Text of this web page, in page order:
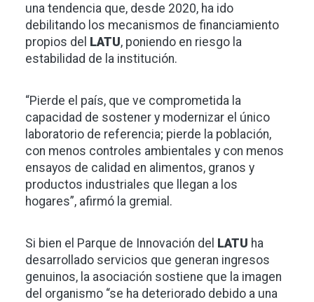
una tendencia que, desde 2020, ha ido
debilitando los mecanismos de financiamiento
propios del
LATU, poniendo en riesgo la
estabilidad de la institución.
“Pierde el país, que ve comprometida la
capacidad de sostener y modernizar el único
laboratorio de referencia; pierde la población,
con menos controles ambientales y con menos
ensayos de calidad en alimentos, granos y
productos industriales que llegan a los
hogares”, afirmó la gremial.
Si bien el Parque de Innovación del LATU ha
desarrollado servicios que generan ingresos
genuinos, la asociación sostiene que la imagen
del organismo “se ha deteriorado debido a una